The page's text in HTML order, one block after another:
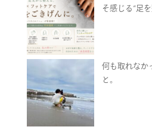
そ感じる“足
何も取れなか
と。